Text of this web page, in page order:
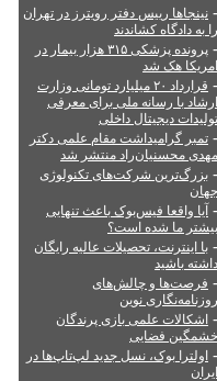
- نینجاها رییس دفتر رویترز در تهران
را به دادگاه کشاندند
-
پرونده پزشکی ۳۱۵ هزار بیمار در
امریکا هک شد
-
قرارداد ۲۰ میلیارد تومانی وزارت
ارشاد با رسانه ملی برای معرفی
تولیدات دیجیتال داخلی
- تمبر گرامیداشت مقام علمی دکتر
مهدی محسنیان‌راد منتشر شد
- بزرگ‌ترین شرکت‌های تکنولوژی
جهان
- آیا واقعا فیس‌بوک باعث تنهایی
بیشتر ما شده است؟
- با اینترنت، تحصیلات عالیه رایگان
داشته باشید
- فرصت‌ها و چالش‌های
روزنامه‌نگاری نوین
- اشکالات علمی بازی پرندگان
خشمگین فضایی
- اولترا بوک، نسل جدید لپ‌تاپ‌ها در
ایران